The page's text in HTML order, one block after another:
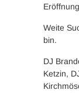
Weite
bin.
DJ
Ketzin,